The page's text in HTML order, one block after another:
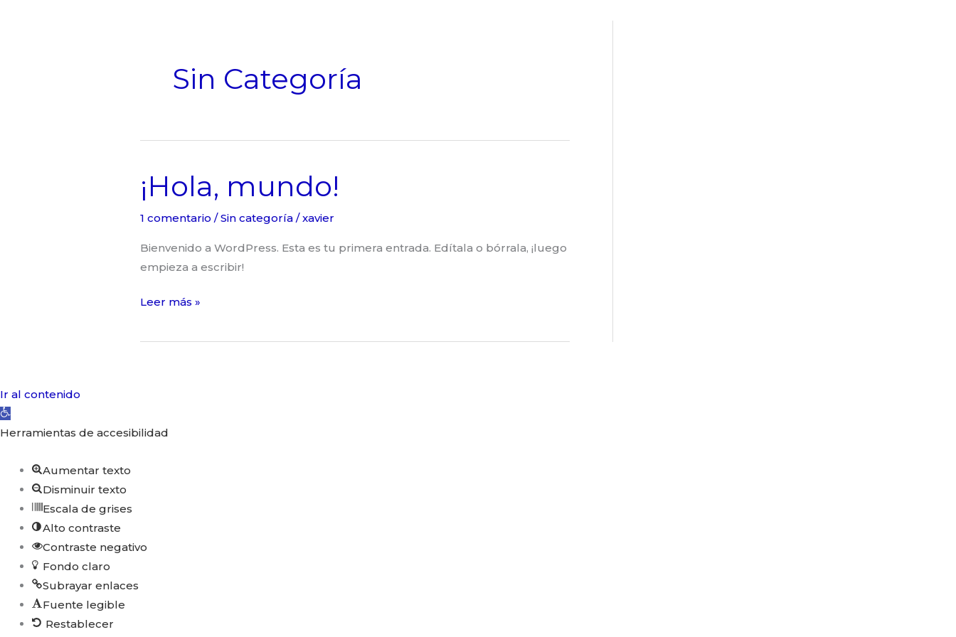
Sin Categoría
¡Hola, mundo!
1 comentario /Sin categoría /xavier
Bienvenido a WordPress. Esta es tu primera entrada. Edítala o bórrala, ¡luego
empieza a escribir!
¡Hola,
Leer más »
Ir al contenido
Abrir
barra
herramientas
Herramientas de accesibilidad
Aumentar texto
Disminuir texto
Escala de grises
Alto contraste
Contraste negativo
Fondo claro
Subrayar enlaces
Fuente legible
Restablecer